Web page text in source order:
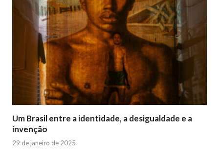
Um Brasil entre a identidade, a desigualdade e a
invenção
29 de janeiro de 2025